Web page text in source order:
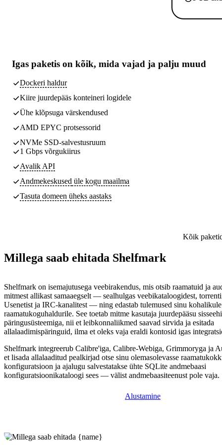
Igas paketis on kõik, mida vajad ja palju muud
Dockeri haldur
Kiire juurdepääs konteineri logidele
Ühe klõpsuga värskendused
AMD EPYC protsessorid
NVMe SSD-salvestusruum
1 Gbps võrgukiirus
Avalik API
Andmekeskused üle kogu maailma
Tasuta domeen üheks aastaks
Kõik
Millega saab ehitada Shelfmark
Shelfmark on isemajutusega veebirakendus, mis otsib raamatuid ja
mitmest allikast samaaegselt — sealhulgas veebikataloogidest,
Usenetist ja IRC-kanalitest — ning edastab tulemused sinu kohalikule
raamatukoguhaldurile. See toetab mitme kasutaja juurdepääsu
päringusüsteemiga, nii et leibkonnaliikmed saavad sirvida ja esitada
allalaadimispäringuid, ilma et oleks vaja eraldi kontosid igas
Shelfmark integreerub Calibre'iga, Calibre-Webiga, Grimmoryga ja
et lisada allalaaditud pealkirjad otse sinu olemasolevasse
konfiguratsioon ja ajalugu salvestatakse ühte SQLite andmebaasi
konfiguratsioonikataloogi sees — välist andmebaasiteenust pole vaja.
Alustamine